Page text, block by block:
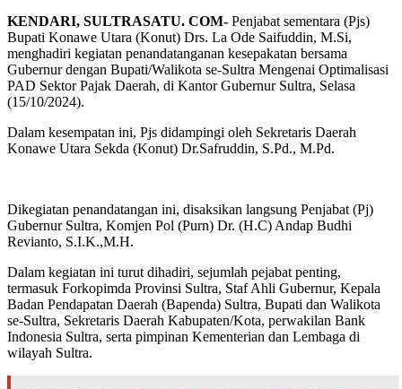
KENDARI, SULTRASATU. COM- Penjabat sementara (Pjs)
Bupati Konawe Utara (Konut) Drs. La Ode Saifuddin, M.Si,
menghadiri kegiatan penandatanganan kesepakatan bersama
Gubernur dengan Bupati/Walikota se-Sultra Mengenai Optimalisasi
PAD Sektor Pajak Daerah, di Kantor Gubernur Sultra, Selasa
(15/10/2024).
Dalam kesempatan ini, Pjs didampingi oleh Sekretaris Daerah
Konawe Utara Sekda (Konut) Dr.Safruddin, S.Pd., M.Pd.
Dikegiatan penandatangan ini, disaksikan langsung Penjabat (Pj)
Gubernur Sultra, Komjen Pol (Purn) Dr. (H.C) Andap Budhi
Revianto, S.I.K.,M.H.
Dalam kegiatan ini turut dihadiri, sejumlah pejabat penting,
termasuk Forkopimda Provinsi Sultra, Staf Ahli Gubernur, Kepala
Badan Pendapatan Daerah (Bapenda) Sultra, Bupati dan Walikota
se-Sultra, Sekretaris Daerah Kabupaten/Kota, perwakilan Bank
Indonesia Sultra, serta pimpinan Kementerian dan Lembaga di
wilayah Sultra.